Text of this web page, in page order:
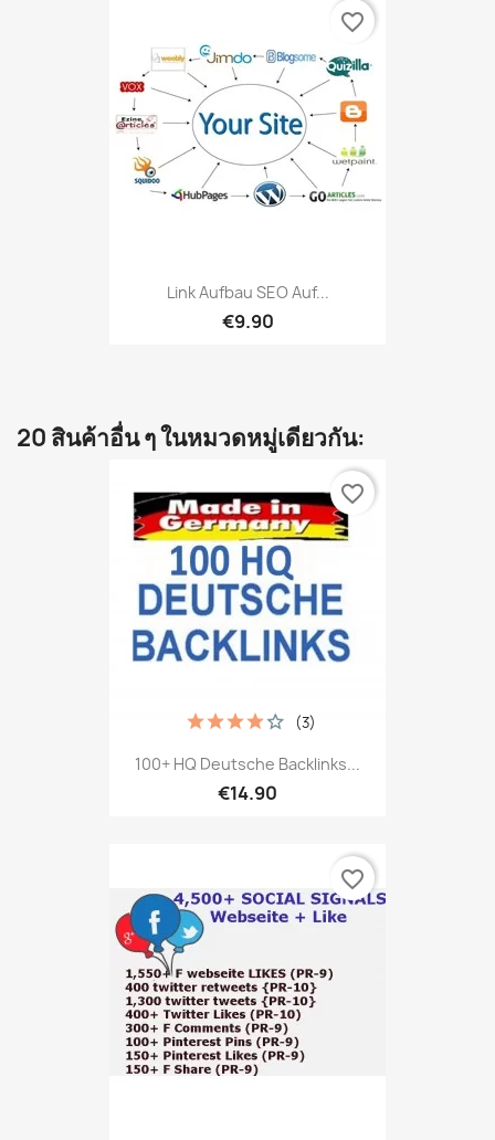
Link Aufbau SEO Auf...
€9.90
favorite_border
20 สินค้าอื่น ๆ ในหมวดหมู่เดียวกัน:
100+ HQ Deutsche Backlinks...
€14.90
(3)
favorite_border
favorite_border